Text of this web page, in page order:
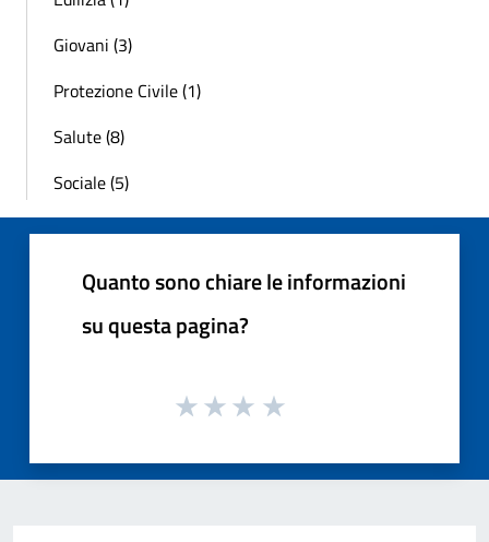
Giovani (3)
Protezione Civile (1)
Salute (8)
Sociale (5)
Quanto sono chiare le informazioni
su questa pagina?